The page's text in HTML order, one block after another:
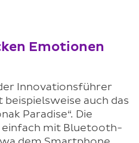
Emotionen
Innovationsführer
beispielsweise auch das
Paradise“. Die
einfach mit Bluetooth-